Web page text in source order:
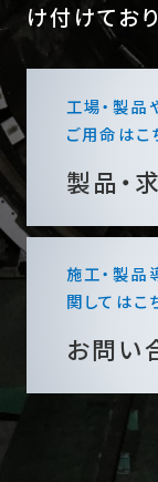
け付けており
工場・製品
ご用命はこ
製品・
施工・製品
関してはこ
お問い